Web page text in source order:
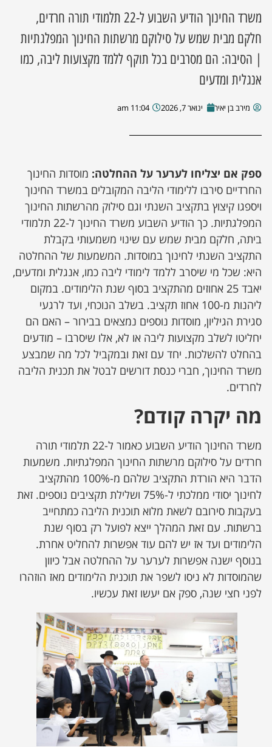
מסע מלחמה
השבוע
משרד החינוך הודיע השבוע ל-22 תלמודי תורה חרדים,
חלקם מבית שמש על סילוקם מרשתות החינוך המפלגתיות
| הסיבה: הם מסרבים בכל תוקף ללמד מקצועות ליבה, כמו
אנגלית ומדעים
מירב בן יאיר ינואר 7, 2026 11:04 am
ספק אם יצליחו לערער על ההחלטה: מוסדות החינוך
החרדיים סירבו ללימודי הליבה המקובלים במשרד החינוך
ויספגו קיצוץ בתקציב השנתי וגם סילוק מהרשתות החינוך
המפלגתיות. כך הודיע השבוע משרד החינוך ל-22 תלמודי
ביתה, חלקם מבית שמש עם שינוי משמעותי בקבלת
התקציב השנתי לחינוך במוסדות. המשמעות של ההחלטה
היא: שכל מי שיסרב ללמד לימודי ליבה כמו, אנגלית ומדעים,
יאבד 25 אחוזים מהתקציב בסוף שנת הלימודים. במקום
ליהנות מ-100 אחוז תקציב. בשלב הנוכחי, ועד לרגעי
סגירת הגיליון, מוסדות נוספים נמצאים בבירור – האם הם
יחליטו לשלב מקצועות ליבה או לא, אלו שיסרבו – מודעים
בהחלט להשלכות. יחד עם זאת ובמקביל לכל מה שמבצע
משרד החינוך, חברי כנסת דורשים לבטל את תכנית הליבה
לחרדים.
מה יקרה קודם?
משרד החינוך הודיע השבוע כאמור ל-22 תלמודי תורה
חרדים על סילוקם מרשתות החינוך המפלגתיות. משמעות
הדבר היא הורדת התקציב שלהם מ-100% מהתקציב
לחינוך יסודי ממלכתי ל-75% ושלילת תקציבים נוספים. זאת
בעקבות סירובם לשאת מלוא תוכנית הליבה כמתחייב
ברשתות. עם זאת המהלך ייצא לפועל רק בסוף שנת
הלימודים ועד אז יש להם עוד אפשרות להחליט אחרת.
בנוסף ישנה אפשרות לערער על ההחלטה אבל כיוון
שהמוסדות לא ניסו לשפר את תוכנית הלימודים מאז הוזהרו
לפני חצי שנה, ספק אם יעשו זאת עכשיו.